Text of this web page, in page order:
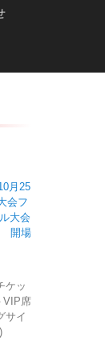
月25
会フ
大会
開場
ケッ
VIP席
サイ
)